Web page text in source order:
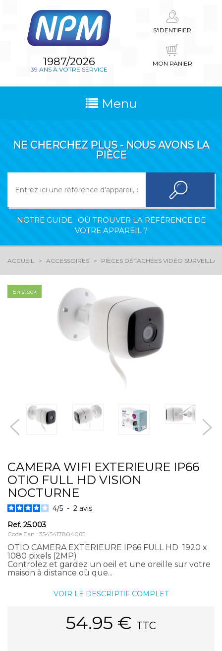
1987/2026
39 ANS À VOTRE SERVICE
S'IDENTIFIER
MON PANIER
Menu
NE CHERCHEZ PLUS - NOUS AVONS LA
PIÈCE
NOTRE GUIDE : OÙ TROUVER LA RÉFÉRENCE DE
VOTRE APPAREIL ?
ACCUEIL ACCESSOIRES PIÈCES DÉTACHÉES VIDÉO
En stock
CAMERA WIFI EXTERIEURE IP66
OTIO FULL HD VISION
NOCTURNE
4/5 - 2 avis
Ref. 25.003
Code Ean : 3545417804065
OTIO CAMERA EXTERIEURE IP66 FULL HD 1920 x
1080 pixels (2MP)
Controlez et gardez un oeil et une oreille sur votre
maison à distance où que...
VOIR LE DESCRIPTIF COMPLET
54.95 € TTC